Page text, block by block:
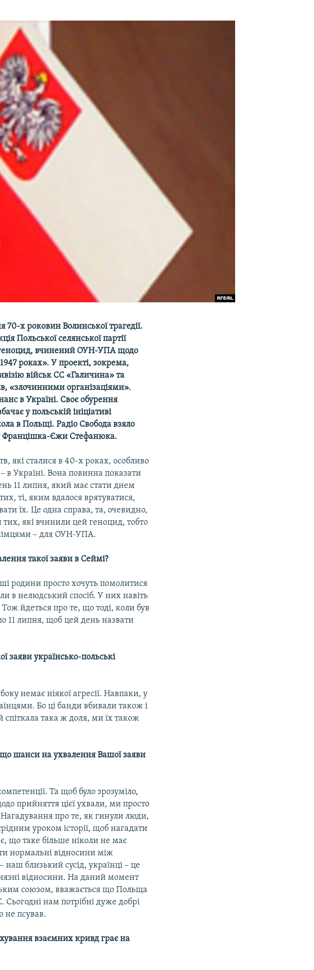
х роковин Волинської трагедії.
Польської селянської партії
вчинений ОУН-УПА щодо
роках». У проекті, зокрема,
військ СС «Галичина» та
«злочинними організаціями».
в Україні. Cвоє обурення
у польській ініціативі
в Польщі. Радіо Свобода взяло
Францішка-Єжи Стефанюка.
які сталися в 40-х роках, особливо
в Україні. Вона повинна показати
11 липня, який має стати днем
ті, яким вдалося врятуватися,
їх. Це одна справа, та, очевидно,
які вчинили цей геноцид, тобто
– для ОУН-УПА.
такої заяви в Сеймі?
родини просто хочуть помолитися
в нелюдський спосіб. У них навіть
йдеться про те, що тоді, коли був
11 липня, щоб цей день назвати
заяви українсько-польські
немає ніякої агресії. Навпаки, у
Бо ці банди вбивали також і
така ж доля, ми їх також
шанси на ухвалення Вашої заяви
Та щоб було зрозуміло,
прийняття цієї ухвали, ми просто
про те, як гинули люди,
уроком історії, щоб нагадати
що таке більше ніколи не має
нормальні відносини між
близький сусід, українці – це
відносини. На даний момент
союзом, вважається що Польща
Сьогодні нам потрібні дуже добрі
не псував.
взаємних кривд грає на